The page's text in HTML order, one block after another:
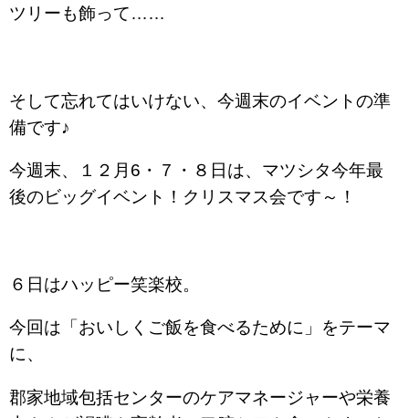
ツリーも飾って……
そして忘れてはいけない、今週末のイベントの準
備です♪
今週末、１２月6・７・８日は、マツシタ今年最
後のビッグイベント！クリスマス会です～！
６日はハッピー笑楽校。
今回は「おいしくご飯を食べるために」をテーマ
に、
郡家地域包括センターのケアマネージャーや栄養